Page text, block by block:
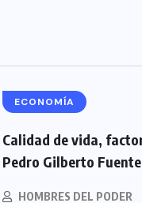
ECONOMÍA
Calidad de vida,
Pedro Gilberto
HOMBRES DEL PODER